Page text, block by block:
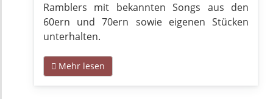
Ramblers mit bekannten Songs aus den
60ern und 70ern sowie eigenen Stücken
unterhalten.
Mehr lesen